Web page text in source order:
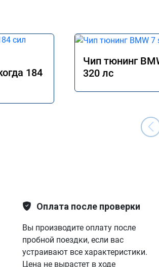
184
Чип тюнинг
320 лс
Оплата после проверки
Вы производите оплату после
пробной поездки, если вас
устраивают все характеристики.
Цена не вырастет в ходе